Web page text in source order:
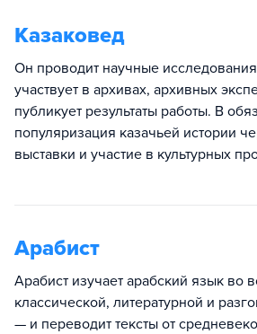
Казаковед
Он проводит научные исследования
участвует в архивах, архивных
публикует результаты работы. В
популяризация казачьей истории
выставки и участие в культурных
Арабист
Арабист изучает арабский язык во
классической, литературной и
— и переводит тексты от